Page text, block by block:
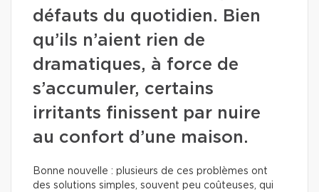
défauts du quotidien. Bien
qu’ils n’aient rien de
dramatiques, à force de
s’accumuler, certains
irritants finissent par nuire
au confort d’une maison.
Bonne nouvelle : plusieurs de ces problèmes ont
des solutions simples, souvent peu coûteuses, qui